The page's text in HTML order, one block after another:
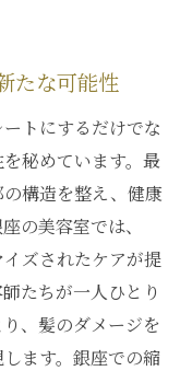
たな可能性
トにするだけでな
秘めています。最
構造を整え、健康
の美容室では、
ズされたケアが提
たちが一人ひとり
、髪のダメージを
ます。銀座での縮